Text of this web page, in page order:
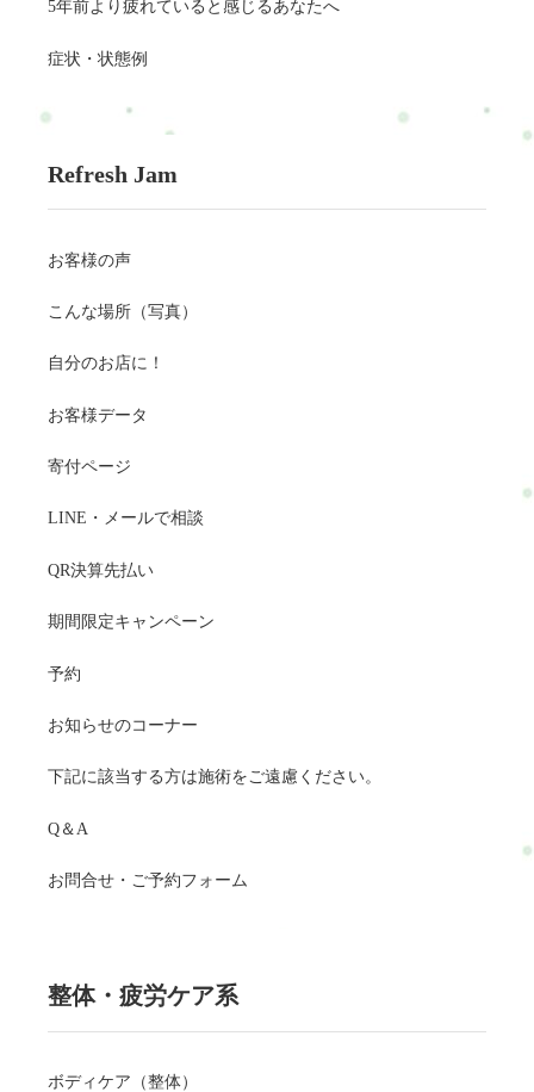
5年前より疲れていると感じるあなたへ
症状・状態例
Refresh Jam
お客様の声
こんな場所（写真）
自分のお店に！
お客様データ
寄付ページ
LINE・メールで相談
QR決算先払い
期間限定キャンペーン
予約
お知らせのコーナー
下記に該当する方は施術をご遠慮ください。
Q＆A
お問合せ・ご予約フォーム
整体・疲労ケア系
ボディケア（整体）